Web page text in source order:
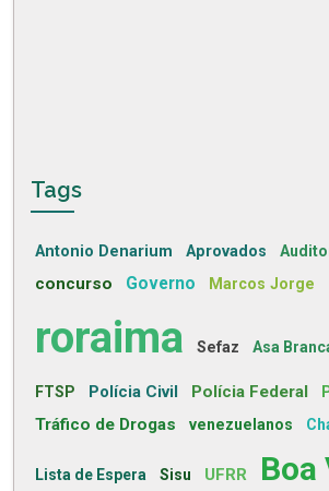
Tags
Antonio Denarium Aprovados
concurso Governo Marcos Jorge
roraima Sefaz Asa
FTSP Polícia Civil Polícia Federal
Tráfico de Drogas venezuelanos
Lista de Espera Sisu UFRR Boa